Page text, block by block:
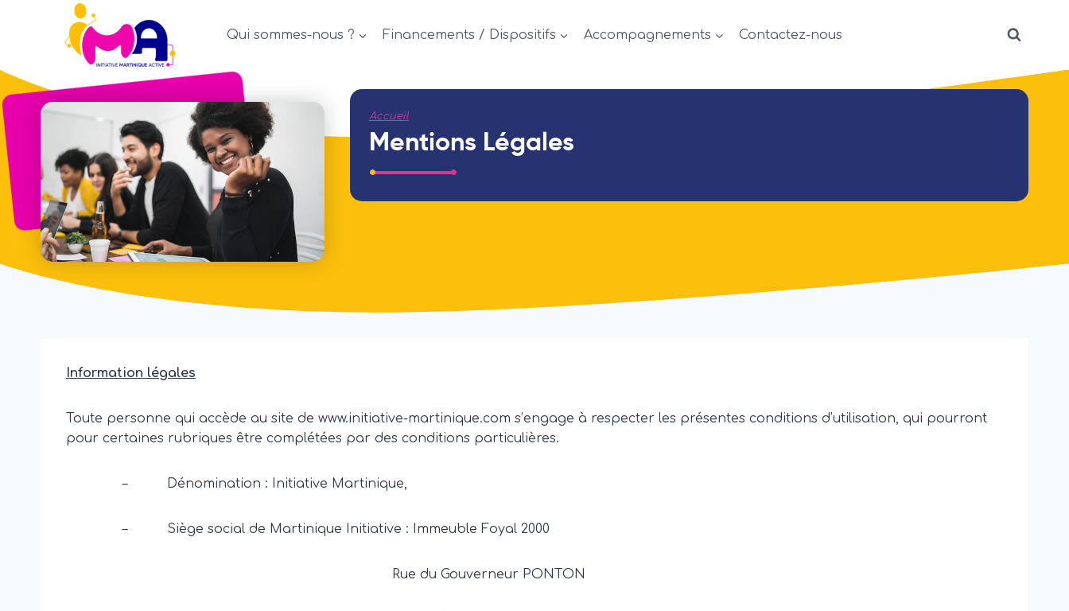
Qui sommes-nous ? Financements / Dispositifs Accompagnements Contactez-nous
Accueil
Mentions Légales
Information légales
Toute personne qui accède au site de www.initiative-martinique.com s’engage à respecter les présentes conditions d’utilisation, qui pourront
pour certaines rubriques être complétées par des conditions particulières.
– Dénomination : Initiative Martinique,
– Siège social de Martinique Initiative : Immeuble Foyal 2000
Rue du Gouverneur PONTON